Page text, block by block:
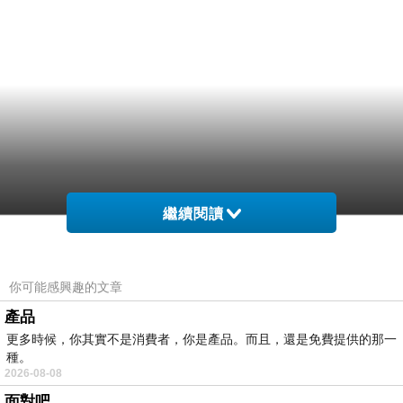
繼續閱讀
你可能感興趣的文章
產品
更多時候，你其實不是消費者，你是產品。而且，還是免費提供的那一
種。
2026-08-08